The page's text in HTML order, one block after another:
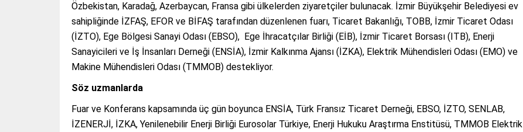
Özbekistan, Karadağ, Azerbaycan, Fransa gibi ülkelerden ziyaretçiler bulunacak. İzmir Büyükşehir Belediyesi ev
sahipliğinde İZFAŞ, EFOR ve BİFAŞ tarafından düzenlenen fuarı, Ticaret Bakanlığı, TOBB, İzmir Ticaret Odası
(İZTO), Ege Bölgesi Sanayi Odası (EBSO), Ege İhracatçılar Birliği (EİB), İzmir Ticaret Borsası (ITB), Enerji
Sanayicileri ve İş İnsanları Derneği (ENSİA), İzmir Kalkınma Ajansı (İZKA), Elektrik Mühendisleri Odası (EMO) ve
Makine Mühendisleri Odası (TMMOB) destekliyor.
Söz uzmanlarda
Fuar ve Konferans kapsamında üç gün boyunca ENSİA, Türk Fransız Ticaret Derneği, EBSO, İZTO, SENLAB,
İZENERJİ, İZKA, Yenilenebilir Enerji Birliği Eurosolar Türkiye, Enerji Hukuku Araştırma Enstitüsü, TMMOB Elektrik